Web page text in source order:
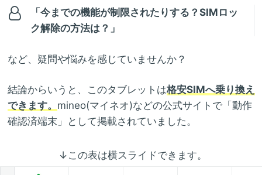
「今までの機能が制限されたりする？SIMロッ
ク解除の方法は？」
など、疑問や悩みを感じていませんか？
結論からいうと、このタブレットは格安SIMへ乗り換え
できます。 mineo(マイネオ)などの公式サイトで「動作
確認済端末」として掲載されていました。
↓この表は横スライドできます。